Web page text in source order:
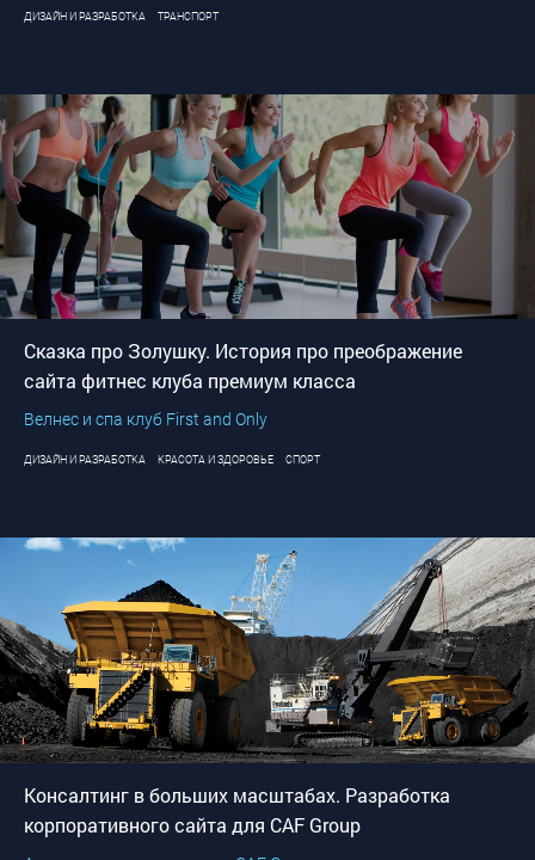
ДИЗАЙН И РАЗРАБОТКА ТРАНСПОРТ
Сказка про Золушку. История про преображение
сайта фитнес клуба премиум класса
Велнес и спа клуб First and Only
ДИЗАЙН И РАЗРАБОТКА КРАСОТА И ЗДОРОВЬЕ СПОРТ
Консалтинг в больших масштабах. Разработка
корпоративного сайта для CAF Group